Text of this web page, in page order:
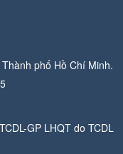
phố Hồ Chí Minh.
GP LHQT do TCDL